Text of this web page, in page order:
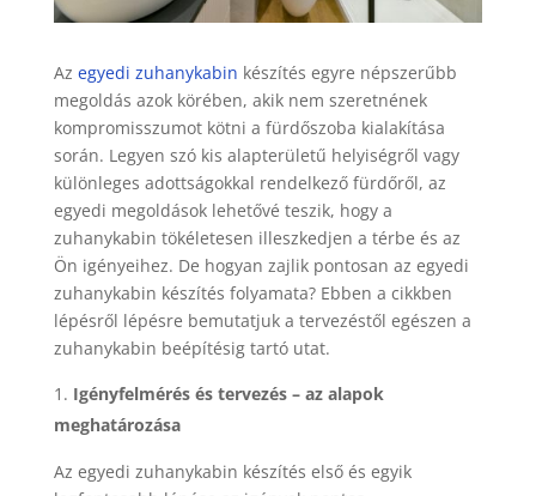
Az egyedi zuhanykabin készítés egyre népszerűbb
megoldás azok körében, akik nem szeretnének
kompromisszumot kötni a fürdőszoba kialakítása
során. Legyen szó kis alapterületű helyiségről vagy
különleges adottságokkal rendelkező fürdőről, az
egyedi megoldások lehetővé teszik, hogy a
zuhanykabin tökéletesen illeszkedjen a térbe és az
Ön igényeihez. De hogyan zajlik pontosan az egyedi
zuhanykabin készítés folyamata? Ebben a cikkben
lépésről lépésre bemutatjuk a tervezéstől egészen a
zuhanykabin beépítésig tartó utat.
Igényfelmérés és tervezés – az alapok
meghatározása
Az egyedi zuhanykabin készítés első és egyik